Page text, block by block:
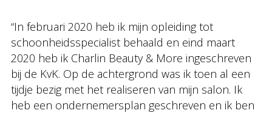
“In februari 2020 heb ik mijn opleiding tot
schoonheidsspecialist behaald en eind maart
2020 heb ik Charlin Beauty & More ingeschreven
bij de KvK. Op de achtergrond was ik toen al een
tijdje bezig met het realiseren van mijn salon. Ik
heb een ondernemersplan geschreven en ik ben